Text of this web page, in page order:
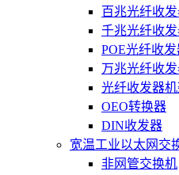
百兆光纤收
千兆光纤收
POE光纤收
万兆光纤收
光纤收发器机
OEO转换器
DIN收发器
宽温工业以太网交
非网管交换机